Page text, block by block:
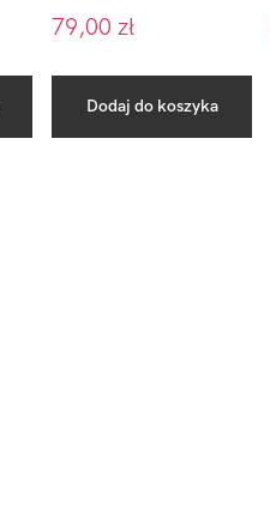
79,00zł
Dodaj do koszyka